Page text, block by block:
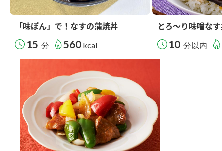
「味ぽん」で！なすの蒲焼丼
15 分 560 kcal
とろ～り味噌な
10 分以内